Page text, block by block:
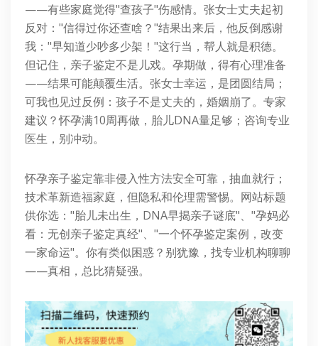
——有些家庭觉得"查孩子"伤感情。张女士丈夫起初
反对："信得过你还查啥？"结果出来后，他反倒感谢
我："早知道少吵多少架！"这行当，帮人就是积德。
但记住，亲子鉴定不是儿戏。孕期做，得有心理准备
——结果可能颠覆生活。张女士幸运，是团圆结局；
可我也见过反例：孩子不是丈夫的，婚姻崩了。专家
建议？怀孕满10周再做，胎儿DNA量足够；咨询专业
医生，别冲动。
怀孕亲子鉴定靠非侵入性方法安全可靠，抽血就行；
技术革新造福家庭，但隐私和伦理需警惕。网站标题
供你选："胎儿未出生，DNA早揭亲子谜底"、"孕妈必
看：无创亲子鉴定真经"、"一个怀孕鉴定案例，改变
一家命运"。你有类似困惑？别犹豫，找专业机构聊聊
——真相，总比猜疑强。